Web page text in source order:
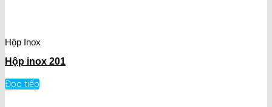
Hộp Inox
Hộp inox 201
Đọc tiếp